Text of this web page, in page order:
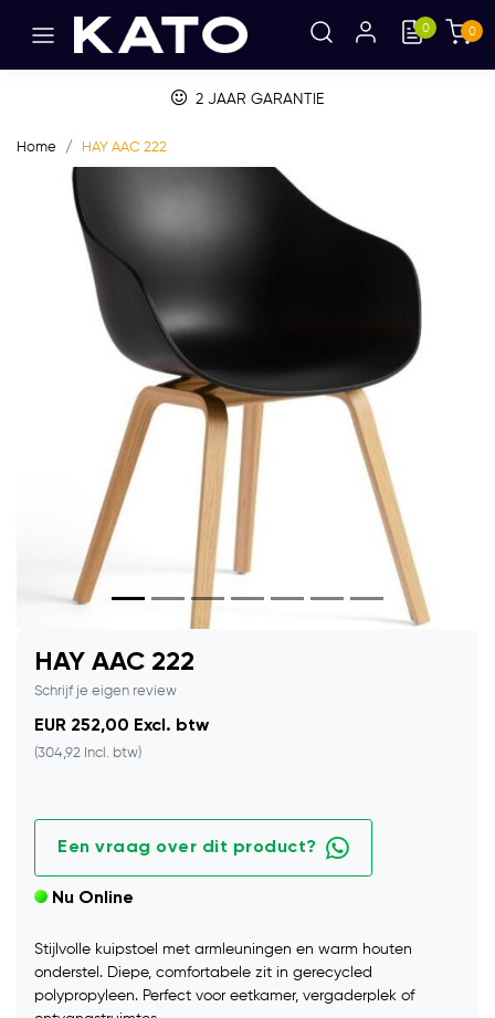
0 0
2 JAAR GARANTIE
Home HAY AAC 222
HAY AAC 222
Schrijf je eigen review
EUR 252,00 Excl. btw
(304,92 Incl. btw)
Een vraag over dit product?
Nu Online
Stijlvolle kuipstoel met armleuningen en warm houten
onderstel. Diepe, comfortabele zit in gerecycled
polypropyleen. Perfect voor eetkamer, vergaderplek of